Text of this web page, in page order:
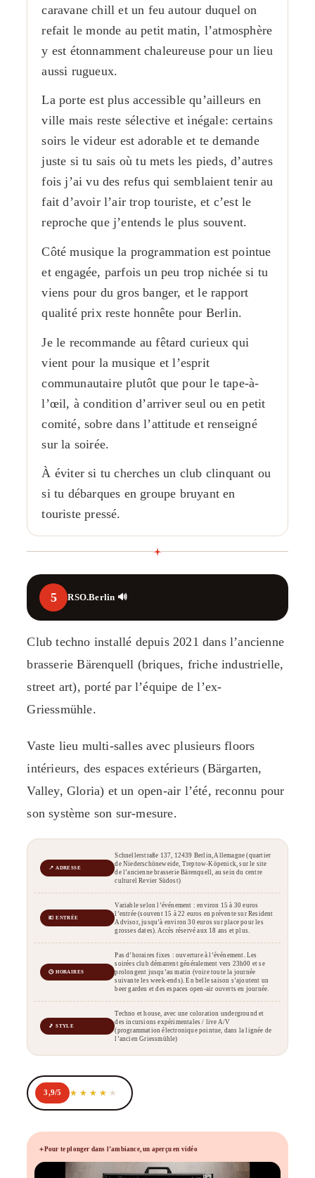
caravane chill et un feu autour duquel on
refait le monde au petit matin, l’atmosphère
y est étonnamment chaleureuse pour un lieu
aussi rugueux.
La porte est plus accessible qu’ailleurs en
ville mais reste sélective et inégale: certains
soirs le videur est adorable et te demande
juste si tu sais où tu mets les pieds, d’autres
fois j’ai vu des refus qui semblaient tenir au
fait d’avoir l’air trop touriste, et c’est le
reproche que j’entends le plus souvent.
Côté musique la programmation est pointue
et engagée, parfois un peu trop nichée si tu
viens pour du gros banger, et le rapport
qualité prix reste honnête pour Berlin.
Je le recommande au fêtard curieux qui
vient pour la musique et l’esprit
communautaire plutôt que pour le tape-à-
l’œil, à condition d’arriver seul ou en petit
comité, sobre dans l’attitude et renseigné
sur la soirée.
À éviter si tu cherches un club clinquant ou
si tu débarques en groupe bruyant en
touriste pressé.
5 RSO.Berlin 🔊
Club techno installé depuis 2021 dans l’ancienne
brasserie Bärenquell (briques, friche industrielle,
street art), porté par l’équipe de l’ex-
Griessmühle.
Vaste lieu multi-salles avec plusieurs floors
intérieurs, des espaces extérieurs (Bärgarten,
Valley, Gloria) et un open-air l’été, reconnu pour
son système son sur-mesure.
📍 ADRESSE
Schnellerstraße 137, 12439 Berlin, Allemagne (quartier
de Niederschöneweide, Treptow-Köpenick, sur le site
de l’ancienne brasserie Bärenquell, au sein du centre
culturel Revier Südost)
💶 ENTRÉE
Variable selon l’événement : environ 15 à 30 euros
l’entrée (souvent 15 à 22 euros en prévente sur Resident
Advisor, jusqu’à environ 30 euros sur place pour les
grosses dates). Accès réservé aux 18 ans et plus.
🕒 HORAIRES
Pas d’horaires fixes : ouverture à l’événement. Les
soirées club démarrent généralement vers 23h00 et se
prolongent jusqu’au matin (voire toute la journée
suivante les week-ends). En belle saison s’ajoutent un
beer garden et des espaces open-air ouverts en journée.
🎵 STYLE
Techno et house, avec une coloration underground et
des incursions expérimentales / live A/V
(programmation électronique pointue, dans la lignée de
l’ancien Griessmühle)
3,9/5
Pour te plonger dans l’ambiance, un aperçu en vidéo